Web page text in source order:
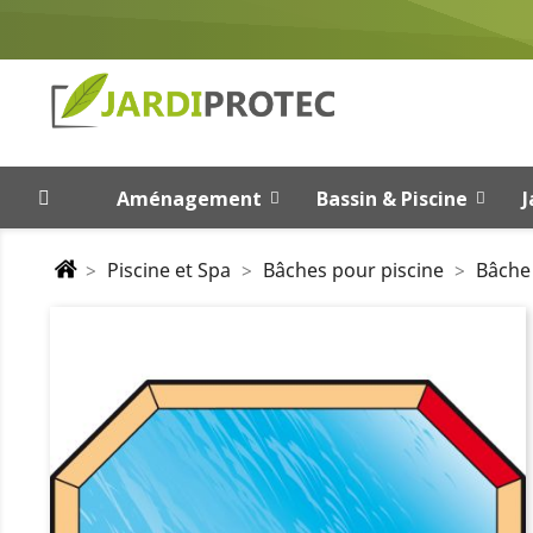
Aménagement Bassin & Piscine
Piscine et Spa Bâches pour piscine